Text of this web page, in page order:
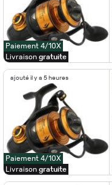
Paiement 4/10X
Livraison gratuite
ajouté il y a 5 heures
Paiement 4/10X
Livraison gratuite